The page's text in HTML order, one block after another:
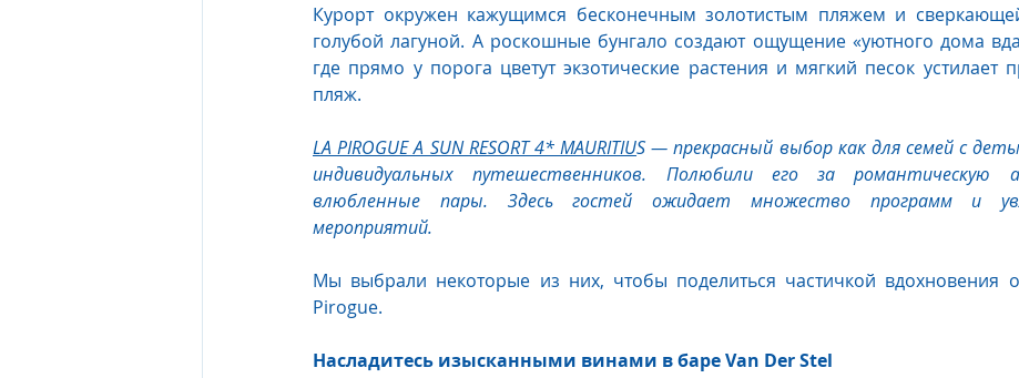
Курорт окружен кажущимся бесконечным золотистым пляжем и
голубой лагуной. А роскошные бунгало создают ощущение «уютного дома
где прямо у порога цветут экзотические растения и мягкий песок устилает
пляж.
LA PIROGUE A SUN RESORT 4* MAURITIUS — прекрасный выбор как для семей с
индивидуальных путешественников. Полюбили его за романтическую
влюбленные пары. Здесь гостей ожидает множество программ и
мероприятий.
Мы выбрали некоторые из них, чтобы поделиться частичкой вдохновения
Pirogue.
Насладитесь изысканными винами в баре Van Der Stel